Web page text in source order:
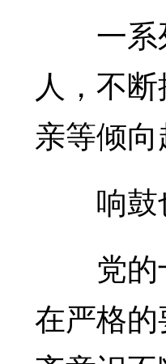
一系列
人，不
亲等倾
响鼓
党的十
在严格